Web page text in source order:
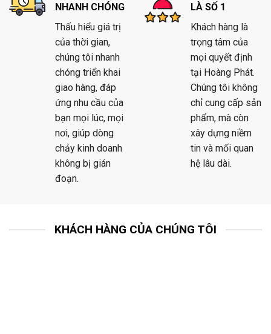
NHANH CHÓNG
Thấu hiểu giá trị
của thời gian,
chúng tôi nhanh
chóng triển khai
giao hàng, đáp
ứng nhu cầu của
bạn mọi lúc, mọi
nơi, giúp dòng
chảy kinh doanh
không bị gián
đoạn.
LÀ SỐ 1
Khách hàng là
trọng tâm của
mọi quyết định
tại Hoàng Phát.
Chúng tôi không
chỉ cung cấp sản
phẩm, mà còn
xây dựng niềm
tin và mối quan
hệ lâu dài.
KHÁCH HÀNG CỦA CHÚNG TÔI